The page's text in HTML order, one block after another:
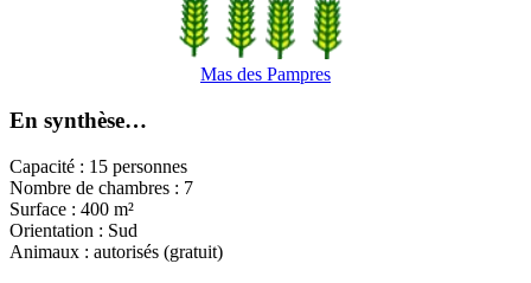
Mas des Pampres
En synthèse…
Capacité : 15 personnes
Nombre de chambres : 7
Surface : 400 m²
Orientation : Sud
Animaux : autorisés (gratuit)